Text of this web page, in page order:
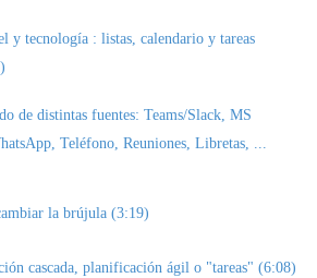
y tecnología : listas, calendario y tareas
de distintas fuentes: Teams/Slack, MS
Teléfono, Reuniones, Libretas, ...
la brújula (3:19)
cascada, planificación ágil o "tareas" (6:08)